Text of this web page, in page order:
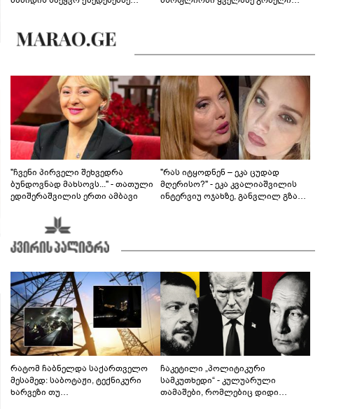
მოწოდებაზე... წლობით
მიმდინარეობდა საქმის
"ჩვენი პირველი შეხვედრა
ბუნდოვნად მახსოვს..." - თათული
ედიშერაშვილის ერთი ამბავი
"რას იტყოდნენ – ეკა ცუდად
მღერისო?" - ეკა კვალიაშვილის
ინტერვიუ ოჯახზე, განვლილ გზასა
რატომ ჩაბნელდა საქართველო
მესამედ: საბოტაჟი, ტექნიკური
ხარვეზი თუ
ჩაკეტილი „პოლიტიკური
სამკუთხედი“ - კულუარული
თამაშები, რომლებიც დიდი